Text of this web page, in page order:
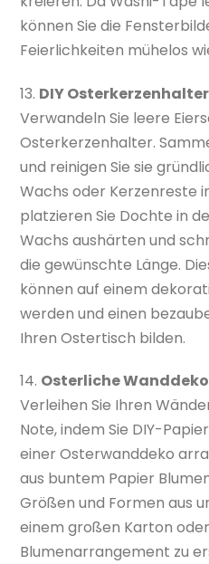
können Sie die
Feierlichkeiten mühelos
13. DIY
Verwandeln Sie leere
Osterkerzenhalter.
und reinigen Sie sie
Wachs oder Kerzenreste
platzieren Sie Dochte in
Wachs aushärten und
die gewünschte Länge.
können auf einem
werden und einen
Ihren Ostertisch bilden.
14. Osterliche
Verleihen Sie Ihren
Note, indem Sie DIY-
einer Osterwanddeko
aus buntem Papier
Größen und Formen aus
einem großen Karton
Blumenarrangement zu